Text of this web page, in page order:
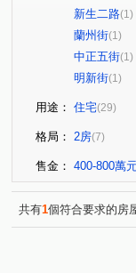
新生二路(1)
蘭州街(1)
中正五街(1)
明新街(1)
用途： 住宅(29)
格局： 2房(7)
售金： 400-800萬
共有1個符合要求的房